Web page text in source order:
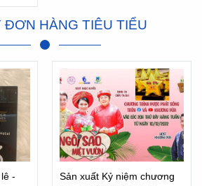
ĐƠN HÀNG TIÊU TIỂU
-
Sản xuất Kỷ niệm chương